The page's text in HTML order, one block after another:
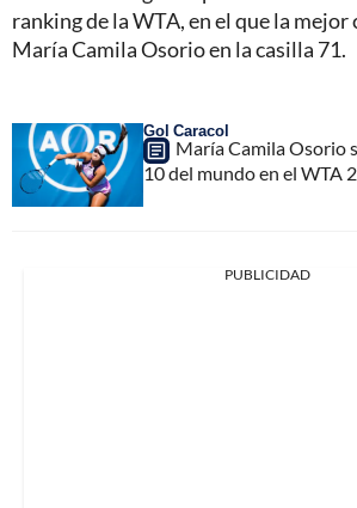
ranking de la WTA, en el que la mejor
María Camila Osorio en la casilla 71.
Gol Caracol
María Camila Osorio
10 del mundo en el WTA
PUBLICIDAD